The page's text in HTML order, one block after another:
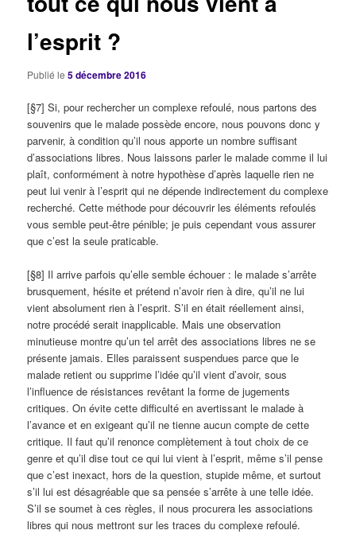
l’esprit ?
Publié le5 décembre 2016
[§7] Si, pour rechercher un complexe refoulé, nous partons des
souvenirs que le malade possède encore, nous pouvons donc y
parvenir, à condition qu’il nous apporte un nombre suffisant
d’associations libres. Nous laissons parler le malade comme il lui
plaît, conformément à notre hypothèse d’après laquelle rien ne
peut lui venir à l’esprit qui ne dépende indirectement du complexe
recherché. Cette méthode pour découvrir les éléments refoulés
vous semble peut-être pénible; je puis cependant vous assurer
que c’est la seule praticable.
[§8] Il arrive parfois qu’elle semble échouer : le malade s’arrête
brusquement, hésite et prétend n’avoir rien à dire, qu’il ne lui
vient absolument rien à l’esprit. S’il en était réellement ainsi,
notre procédé serait inapplicable. Mais une observation
minutieuse montre qu’un tel arrêt des associations libres ne se
présente jamais. Elles paraissent suspendues parce que le
malade retient ou supprime l’idée qu’il vient d’avoir, sous
l’influence de résistances revêtant la forme de jugements
critiques. On évite cette difficulté en avertissant le mala­de à
l’avance et en exigeant qu’il ne tienne aucun compte de cette
critique. Il faut qu’il renonce complètement à tout choix de ce
genre et qu’il dise tout ce qui lui vient à l’esprit, même s’il pense
que c’est inexact, hors de la question, stupide même, et surtout
s’il lui est désagréable que sa pensée s’arrête à une telle idée.
S’il se soumet à ces règles, il nous procurera les associations
libres qui nous mettront sur les traces du complexe refoulé.